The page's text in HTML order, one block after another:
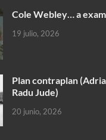
Cole Webley… a
19 julio, 2026
Plan contraplan
Radu Jude)
20 junio, 2026